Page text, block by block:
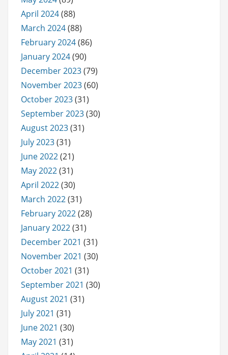
April 2024(88)
March 2024(88)
February 2024(86)
January 2024(90)
December 2023(79)
November 2023(60)
October 2023(31)
September 2023(30)
August 2023(31)
July 2023(31)
June 2022(21)
May 2022(31)
April 2022(30)
March 2022(31)
February 2022(28)
January 2022(31)
December 2021 (31)
November 2021 (30)
October 2021 (31)
September 2021 (30)
August 2021 (31)
July 2021 (31)
June 2021 (30)
May 2021 (31)